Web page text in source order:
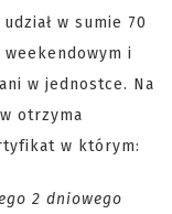
w sumie 70
i
w jednostce. Na
otrzyma
w którym:
2 dniowego